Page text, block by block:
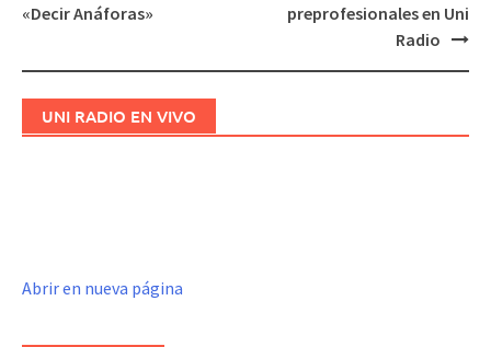
Navegación
«Decir Anáforas»
preprofesionales en Uni
Radio
UNI RADIO EN VIVO
Abrir en nueva página